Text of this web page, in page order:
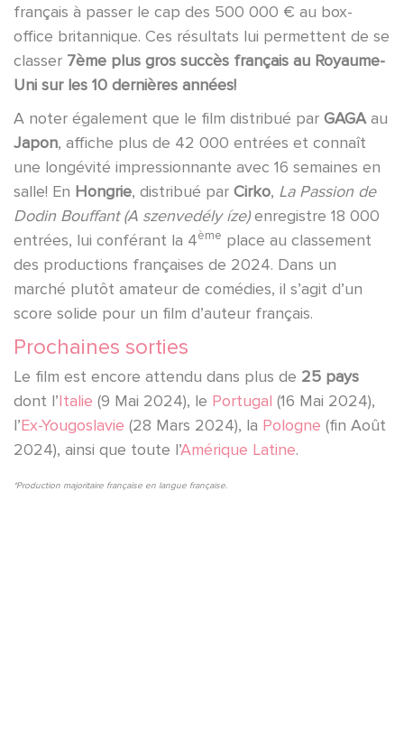
français à passer le cap des 500 000 € au box-
office britannique. Ces résultats lui permettent de se
classer 7ème plus gros succès français au Royaume-
Uni sur les 10 dernières années!
A noter également que le film distribué par GAGAau
Japon, affiche plus de 42 000 entrées et connaît
une longévité impressionnante avec 16 semaines en
salle! En Hongrie, distribué par Cirko, La Passion de
Dodin Bouffant (A szenvedély íze)enregistre 18 000
entrées, lui conférant la 4ème place au classement
des productions françaises de 2024. Dans un
marché plutôt amateur de comédies, il s’agit d’un
score solide pour un film d’auteur français.
Prochaines sorties
Le film est encore attendu dans plus de 25 pays
dont l’Italie (9 Mai 2024), le Portugal (16 Mai 2024),
l’Ex-Yougoslavie (28 Mars 2024), la Pologne (fin Août
2024), ainsi que toute l’Amérique Latine.
*Production majoritaire française en langue française.